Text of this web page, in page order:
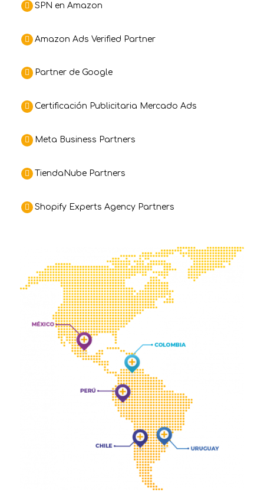
SPN en Amazon
Amazon Ads Verified Partner
Partner de Google
Certificación Publicitaria Mercado Ads
Meta Business Partners
TiendaNube Partners
Shopify Experts Agency Partners